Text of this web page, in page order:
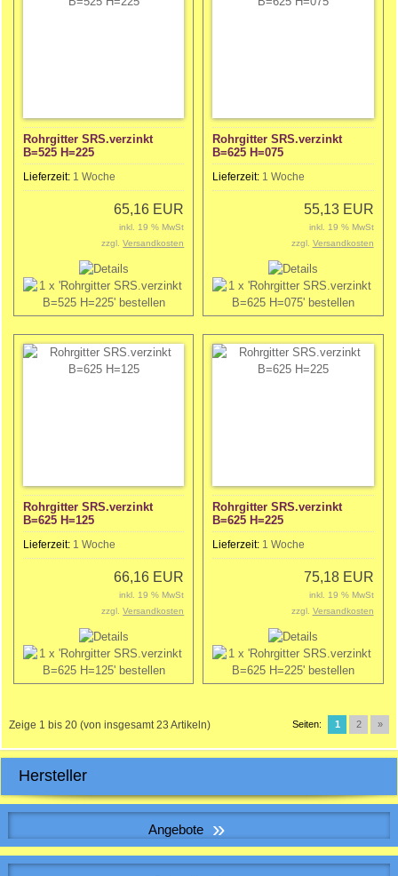
Rohrgitter SRS.verzinkt
B=525 H=225
Lieferzeit: 1 Woche
65,16 EUR
inkl. 19 % MwSt
zzgl.Versandkosten
Rohrgitter SRS.verzinkt
B=625 H=075
Lieferzeit: 1 Woche
55,13 EUR
inkl. 19 % MwSt
zzgl. Versandkosten
Rohrgitter SRS.verzinkt
B=625 H=125
Lieferzeit: 1 Woche
66,16 EUR
inkl. 19 % MwSt
zzgl.Versandkosten
Rohrgitter SRS.verzinkt
B=625 H=225
Lieferzeit: 1 Woche
75,18 EUR
inkl. 19 % MwSt
zzgl. Versandkosten
Zeige 1 bis 20 (von insgesamt23 Artikeln) Seiten: 1 2 »
Hersteller
Angebote »
WICKELFALZROHR , Lüftungsrohr DN 160